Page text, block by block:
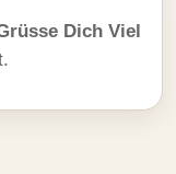
Dich Viel